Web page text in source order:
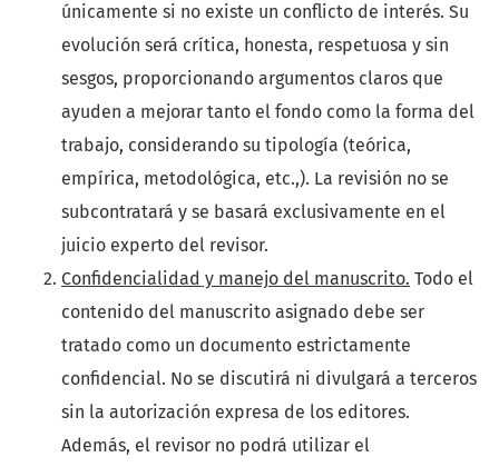
únicamente si no existe un conflicto de interés. Su
evolución será crítica, honesta, respetuosa y sin
sesgos, proporcionando argumentos claros que
ayuden a mejorar tanto el fondo como la forma del
trabajo, considerando su tipología (teórica,
empírica, metodológica, etc.,). La revisión no se
subcontratará y se basará exclusivamente en el
juicio experto del revisor.
Confidencialidad y manejo del manuscrito. Todo el
contenido del manuscrito asignado debe ser
tratado como un documento estrictamente
confidencial. No se discutirá ni divulgará a terceros
sin la autorización expresa de los editores.
Además, el revisor no podrá utilizar el